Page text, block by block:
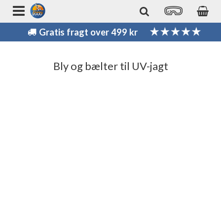
Gratis fragt over 499 kr
Bly og bælter til UV-jagt